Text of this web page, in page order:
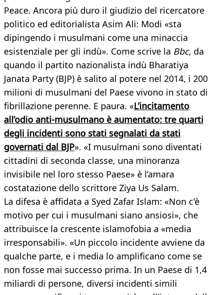
Peace. Ancora più duro il giudizio del ricercatore
politico ed editorialista Asim Ali: Modi «sta
dipingendo i musulmani come una minaccia
esistenziale per gli indù». Come scrive la Bbc, da
quando il partito nazionalista indù Bharatiya
Janata Party (BJP) è salito al potere nel 2014, i 200
milioni di musulmani del Paese vivono in stato di
fibrillazione perenne. E paura. «L’incitamento
all’odio anti-musulmano è aumentato: tre quarti
degli incidenti sono stati segnalati da stati
governati dal BJP». «I musulmani sono diventati
cittadini di seconda classe, una minoranza
invisibile nel loro stesso Paese» è l’amara
costatazione dello scrittore Ziya Us Salam.
La difesa è affidata a Syed Zafar Islam: «Non c'è
motivo per cui i musulmani siano ansiosi», che
attribuisce la crescente islamofobia a «media
irresponsabili». «Un piccolo incidente avviene da
qualche parte, e i media lo amplificano come se
non fosse mai successo prima. In un Paese di 1,4
miliardi di persone, diversi incidenti simili